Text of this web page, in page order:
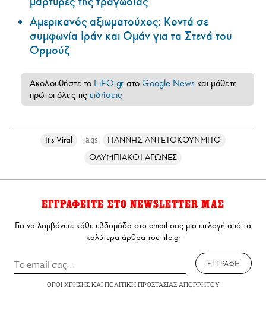
Αμερικανός αξιωματούχος: Κοντά σε
συμφωνία Ιράν και Ομάν για τα Στενά του
Ορμούζ
Ακολουθήστε το LiFO.gr στοGoogle News και μάθετε
πρώτοι όλες τις ειδήσεις
It's Viral Tags
ΓΙΑΝΝΗΣ ΑΝΤΕΤΟΚΟΥΝΜΠΟ
ΟΛΥΜΠΙΑΚΟΙ ΑΓΩΝΕΣ
ΕΓΓΡΑΦΕΙΤΕ ΣΤΟ NEWSLETTER ΜΑΣ
Για να λαμβάνετε κάθε εβδομάδα στο email σας μια επιλογή από τα
καλύτερα άρθρα του lifo.gr
ΕΓΓΡΑΦΗ
ΟΡΟΙ ΧΡΗΣΗΣΚΑΙ ΠΟΛΙΤΙΚΗ ΠΡΟΣΤΑΣΙΑΣ ΑΠΟΡΡΗΤΟΥ